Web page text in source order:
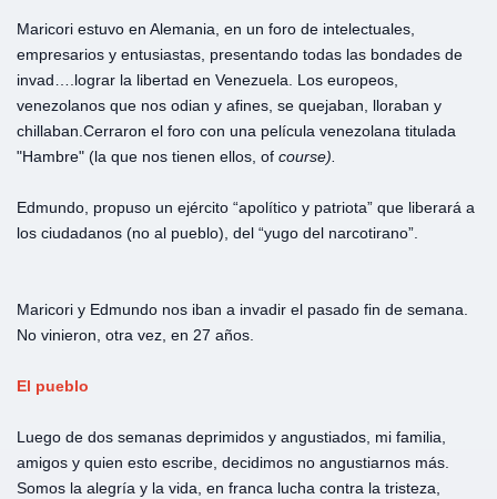
Maricori estuvo en Alemania, en un foro de intelectuales,
empresarios y entusiastas, presentando todas las bondades de
invad….lograr la libertad en Venezuela. Los europeos,
venezolanos que nos odian y afines, se quejaban, lloraban y
chillaban.Cerraron el foro con una película venezolana titulada
"Hambre" (la que nos tienen ellos, of course).
Edmundo, propuso un ejército “apolítico y patriota” que liberará a
los ciudadanos (no al pueblo), del “yugo del narcotirano”.
Maricori y Edmundo nos iban a invadir el pasado fin de semana.
No vinieron, otra vez, en 27 años.
El pueblo
Luego de dos semanas deprimidos y angustiados, mi familia,
amigos y quien esto escribe, decidimos no angustiarnos más.
Somos la alegría y la vida, en franca lucha contra la tristeza,